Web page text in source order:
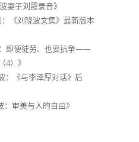
妻子刘霞录音》
《刘晓波文集》最新版本
即便徒劳、也要抗争——
） 》
：《与李泽厚对话》后
：审美与人的自由》